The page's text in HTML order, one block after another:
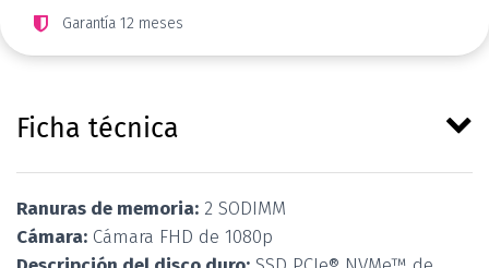
Garantía 12 meses
Ficha técnica
Ranuras de memoria: 2 SODIMM
Cámara: Cámara FHD de 1080p